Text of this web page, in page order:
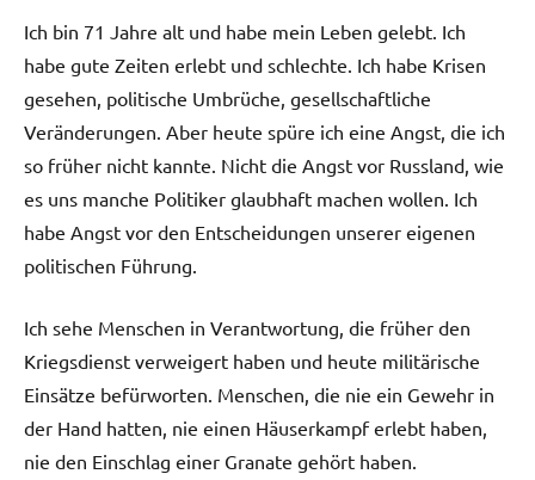
Ich bin 71 Jahre alt und habe mein Leben gelebt. Ich
habe gute Zeiten erlebt und schlechte. Ich habe Krisen
gesehen, politische Umbrüche, gesellschaftliche
Veränderungen. Aber heute spüre ich eine Angst, die ich
so früher nicht kannte. Nicht die Angst vor Russland, wie
es uns manche Politiker glaubhaft machen wollen. Ich
habe Angst vor den Entscheidungen unserer eigenen
politischen Führung.
Ich sehe Menschen in Verantwortung, die früher den
Kriegsdienst verweigert haben und heute militärische
Einsätze befürworten. Menschen, die nie ein Gewehr in
der Hand hatten, nie einen Häuserkampf erlebt haben,
nie den Einschlag einer Granate gehört haben.